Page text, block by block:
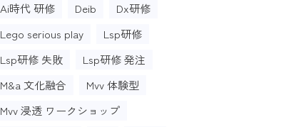
Ai時代 研修
Deib
Dx研修
Lego serious play
Lsp研修
Lsp研修 失敗
Lsp研修 発注
M&a 文化融合
Mvv 体験型
Mvv 浸透 ワークショップ